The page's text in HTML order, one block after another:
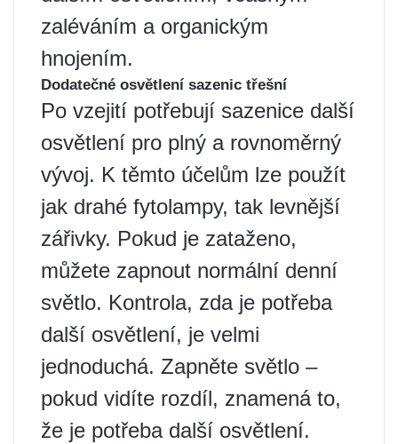
zaléváním a organickým
hnojením.
Dodatečné osvětlení sazenic třešní
Po vzejití potřebují sazenice další
osvětlení pro plný a rovnoměrný
vývoj. K těmto účelům lze použít
jak drahé fytolampy, tak levnější
zářivky. Pokud je zataženo,
můžete zapnout normální denní
světlo. Kontrola, zda je potřeba
další osvětlení, je velmi
jednoduchá. Zapněte světlo –
pokud vidíte rozdíl, znamená to,
že je potřeba další osvětlení.